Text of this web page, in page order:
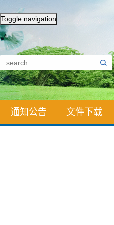
Toggle navigation
通知公告 文件下载